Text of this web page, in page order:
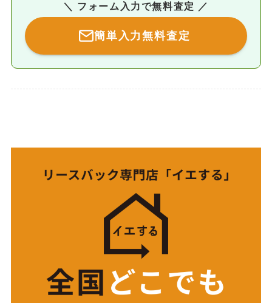
＼ フォーム入力で無料査定 ／
簡単入力無料査定